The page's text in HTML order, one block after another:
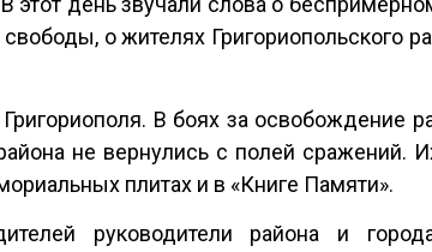
о жителях Григориопольского
В боях за освобождение
не вернулись с полей сражений.
плитах и в «Книге Памяти».
руководители района и